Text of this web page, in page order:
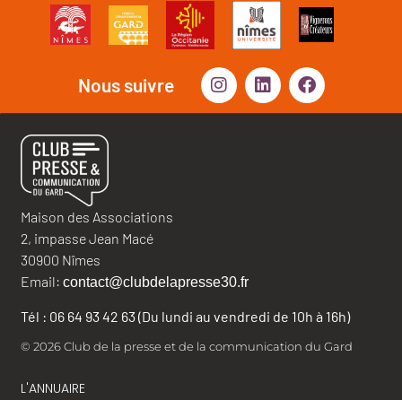
Nous suivre
Maison des Associations
2, impasse Jean Macé
30900 Nîmes
Email: contact@clubdelapresse30.fr
Tél : 06 64 93 42 63 (Du lundi au vendredi de 10h à 16h)
© 2026 Club de la presse et de la communication du Gard
L'ANNUAIRE